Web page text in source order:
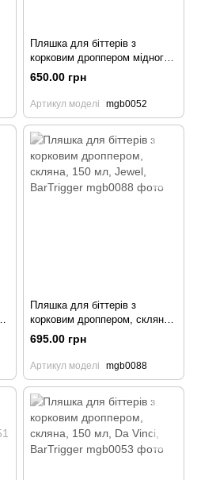
Пляшка для біттерів з
корковим дроппером мідного
кольору, скляна, 90 мл,
BarTrigger
650.00 грн
Артикул моделі mgb0052
Пляшка для біттерів з
корковим дроппером, скляна,
150 мл, Jewel, BarTrigger
695.00 грн
Артикул моделі mgb0088